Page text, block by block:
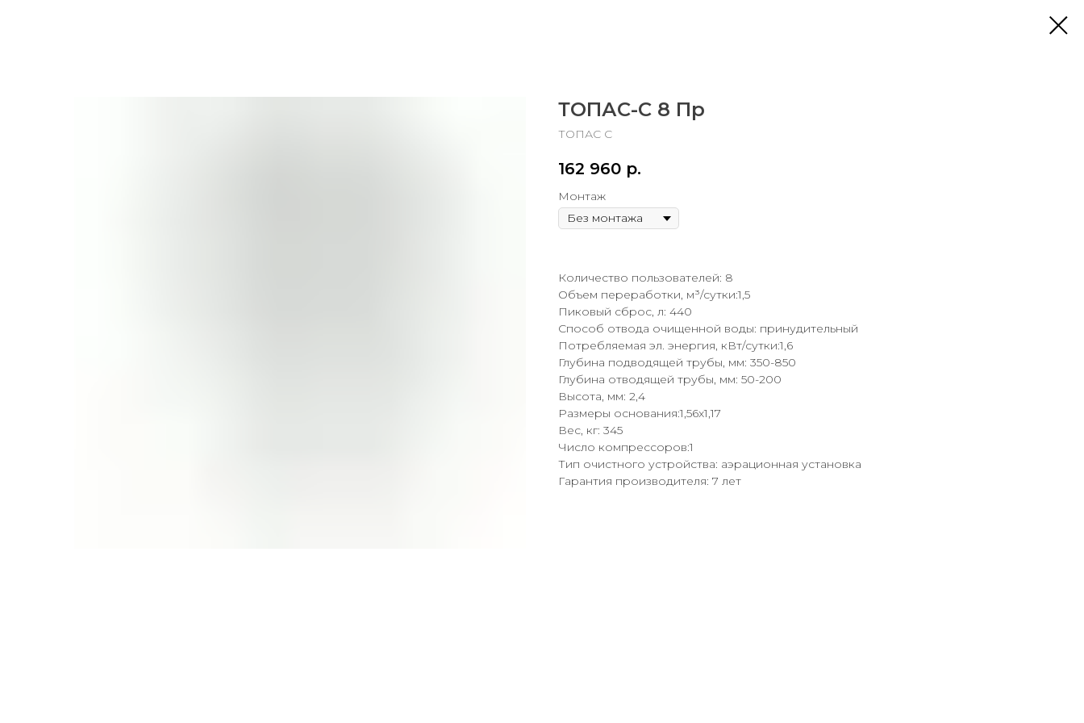
ТОПАС-С 8 Пр
ТОПАС С
162 960 р.
Монтаж
Количество пользователей: 8
Объем переработки, м³/сутки:1,5
Пиковый сброс, л: 440
Способ отвода очищенной воды: принудительный
Потребляемая эл. энергия, кВт/сутки:1,6
Глубина подводящей трубы, мм: 350-850
Глубина отводящей трубы, мм: 50-200
Высота, мм: 2,4
Размеры основания:1,56x1,17
Вес, кг: 345
Число компрессоров:1
Тип очистного устройства: аэрационная установка
Гарантия производителя: 7 лет